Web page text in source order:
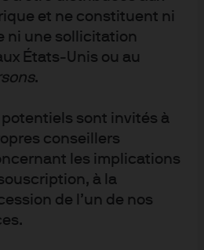
et ne constituent ni
ni une sollicitation
États‑Unis ou au
.
sont invités à
conseillers
les implications
à la
de l’un de nos
et les opinions
investissement ou
décision fondée sur la base
dans ce document
du lecteur. Les
ce document sont le fruit
par J.P. Morgan Asset
les utiliser à ses propres
recherches sont mis à